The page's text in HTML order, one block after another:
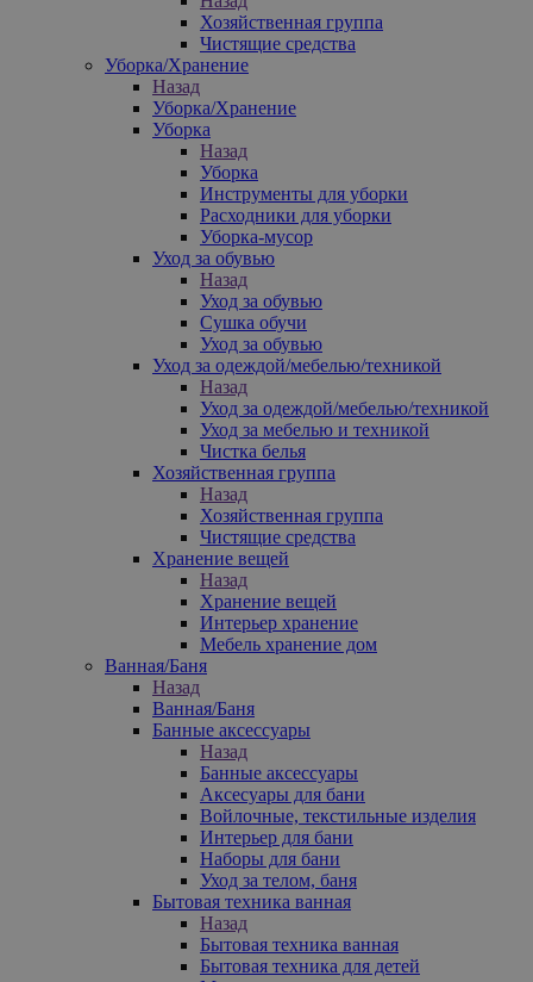
Хозяйственная группа
Чистящие средства
Уборка/Хранение
Назад
Уборка/Хранение
Уборка
Назад
Уборка
Инструменты для уборки
Расходники для уборки
Уборка-мусор
Уход за обувью
Назад
Уход за обувью
Сушка обучи
Уход за обувью
Уход за одеждой/мебелью/техникой
Назад
Уход за одеждой/мебелью/техникой
Уход за мебелью и техникой
Чистка белья
Хозяйственная группа
Назад
Хозяйственная группа
Чистящие средства
Хранение вещей
Назад
Хранение вещей
Интерьер хранение
Мебель хранение дом
Ванная/Баня
Назад
Ванная/Баня
Банные аксессуары
Назад
Банные аксессуары
Аксесуары для бани
Войлочные, текстильные изделия
Интерьер для бани
Наборы для бани
Уход за телом, баня
Бытовая техника ванная
Назад
Бытовая техника ванная
Бытовая техника для детей